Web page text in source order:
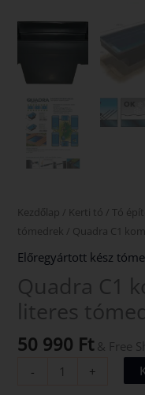
Kezdőlap / Kerti tó / Tó
tómedrek / Quadra C1
Előregyártott kész
Quadra C1
literes
50 990 Ft & Free
-
+